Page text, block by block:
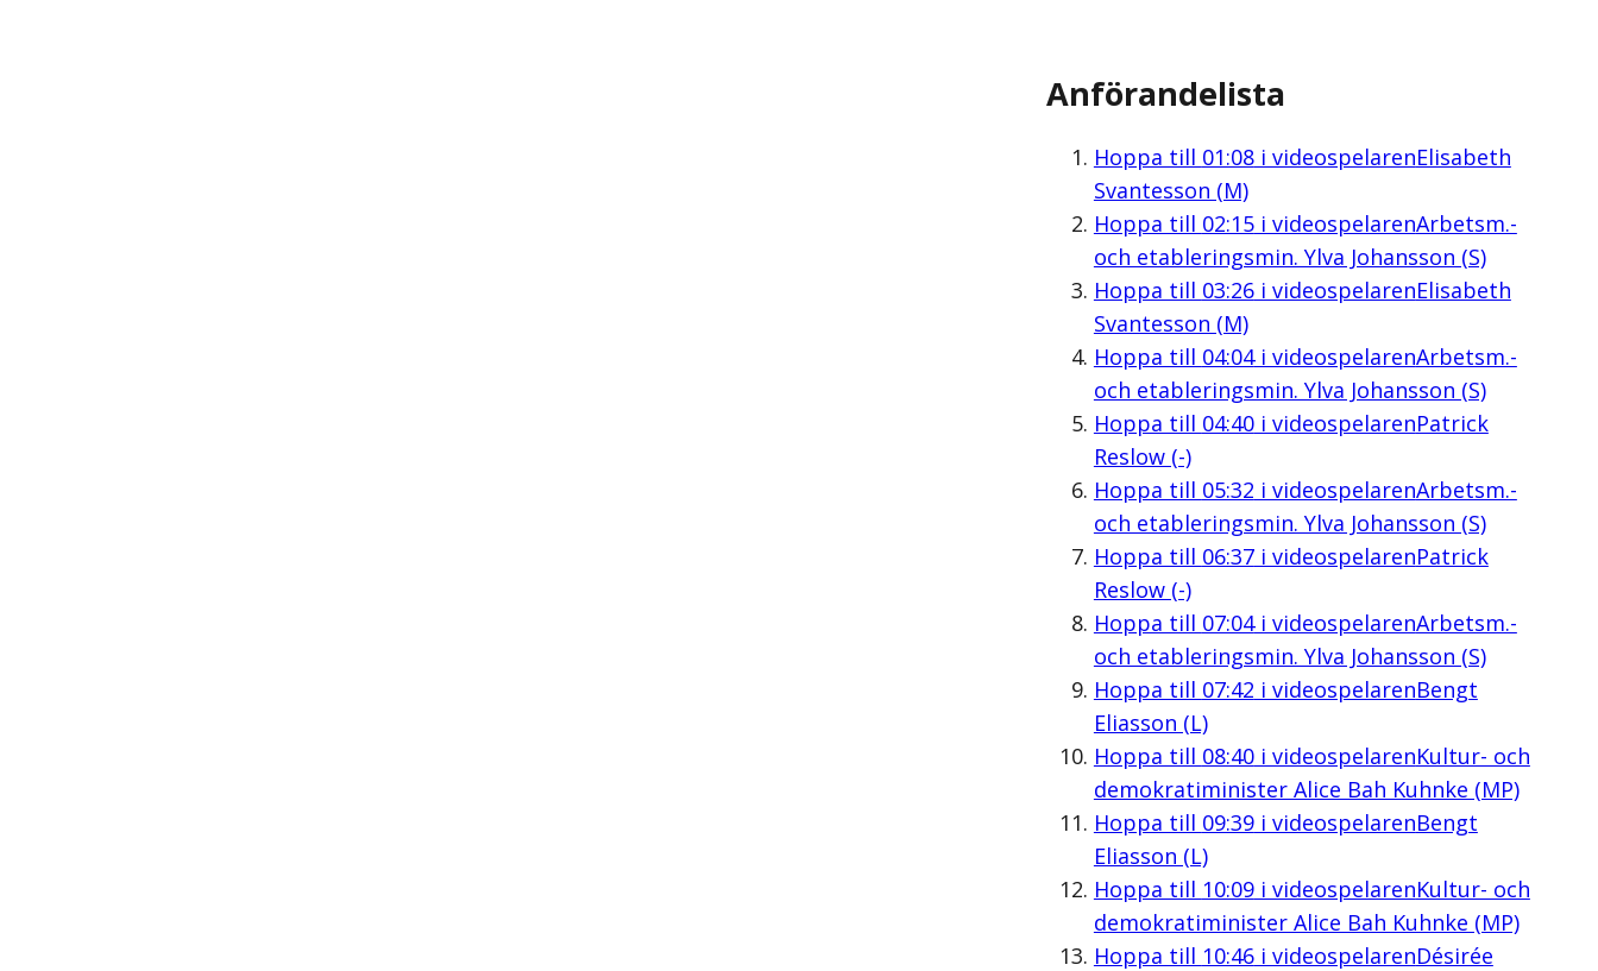
Anförandelista
Hoppa till 01:08i videospelarenElisabeth
Svantesson (M)
Hoppa till 02:15i videospelarenArbetsm.-
och etableringsmin. Ylva Johansson (S)
Hoppa till 03:26i videospelarenElisabeth
Svantesson (M)
Hoppa till 04:04i videospelarenArbetsm.-
och etableringsmin. Ylva Johansson (S)
Hoppa till 04:40i videospelarenPatrick
Reslow (-)
Hoppa till 05:32 i videospelarenArbetsm.-
och etableringsmin. Ylva Johansson (S)
Hoppa till 06:37i videospelarenPatrick
Reslow (-)
Hoppa till 07:04i videospelarenArbetsm.-
och etableringsmin. Ylva Johansson (S)
Hoppa till 07:42 i videospelarenBengt
Eliasson (L)
Hoppa till 08:40i videospelarenKultur- och
demokratiminister Alice Bah Kuhnke (MP)
Hoppa till 09:39i videospelarenBengt
Eliasson (L)
Hoppa till 10:09i videospelarenKultur- och
demokratiminister Alice Bah Kuhnke (MP)
Hoppa till 10:46i videospelarenDésirée